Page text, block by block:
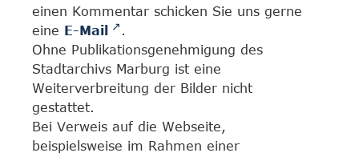
einen Kommentar schicken Sie uns gerne
eine E-Mail
.
Ohne Publikationsgenehmigung des
Stadtarchivs Marburg ist eine
Weiterverbreitung der Bilder nicht
gestattet.
Bei Verweis auf die Webseite,
beispielsweise im Rahmen einer